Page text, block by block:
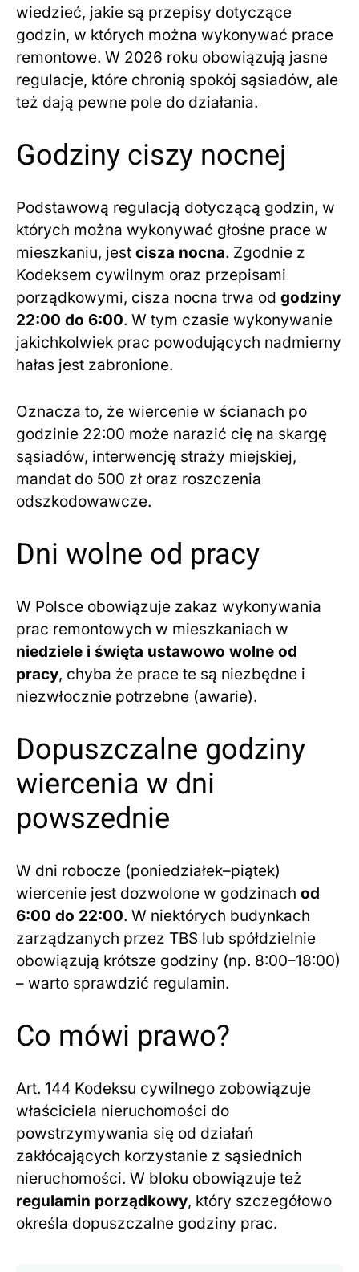
wiedzieć, jakie są przepisy dotyczące
godzin, w których można wykonywać prace
remontowe. W 2026 roku obowiązują jasne
regulacje, które chronią spokój sąsiadów, ale
też dają pewne pole do działania.
Godziny ciszy nocnej
Podstawową regulacją dotyczącą godzin, w
których można wykonywać głośne prace w
mieszkaniu, jest cisza nocna. Zgodnie z
Kodeksem cywilnym oraz przepisami
porządkowymi, cisza nocna trwa od godziny
22:00 do 6:00. W tym czasie wykonywanie
jakichkolwiek prac powodujących nadmierny
hałas jest zabronione.
Oznacza to, że wiercenie w ścianach po
godzinie 22:00 może narazić cię na skargę
sąsiadów, interwencję straży miejskiej,
mandat do 500 zł oraz roszczenia
odszkodowawcze.
Dni wolne od pracy
W Polsce obowiązuje zakaz wykonywania
prac remontowych w mieszkaniach w
niedziele i święta ustawowo wolne od
pracy, chyba że prace te są niezbędne i
niezwłocznie potrzebne (awarie).
Dopuszczalne godziny
wiercenia w dni
powszednie
W dni robocze (poniedziałek–piątek)
wiercenie jest dozwolone w godzinach od
6:00 do 22:00. W niektórych budynkach
zarządzanych przez TBS lub spółdzielnie
obowiązują krótsze godziny (np. 8:00–18:00)
– warto sprawdzić regulamin.
Co mówi prawo?
Art. 144 Kodeksu cywilnego zobowiązuje
właściciela nieruchomości do
powstrzymywania się od działań
zakłócających korzystanie z sąsiednich
nieruchomości. W bloku obowiązuje też
regulamin porządkowy, który szczegółowo
określa dopuszczalne godziny prac.